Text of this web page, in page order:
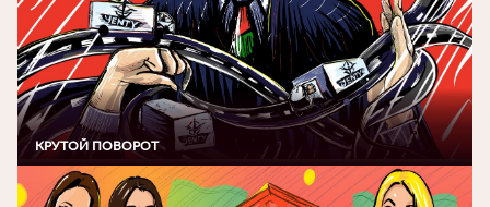
КРУТОЙ ПОВОРОТ